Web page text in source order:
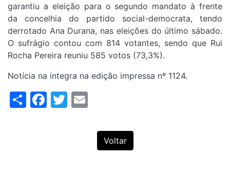
garantiu a eleição para o segundo mandato à frente
da concelhia do partido social-democrata, tendo
derrotado Ana Durana, nas eleições do último sábado.
O sufrágio contou com 814 votantes, sendo que Rui
Rocha Pereira reuniu 585 votos (73,3%).
Notícia na integra na edição impressa nº 1124.
ShareFacebook
Twitter
Voltar